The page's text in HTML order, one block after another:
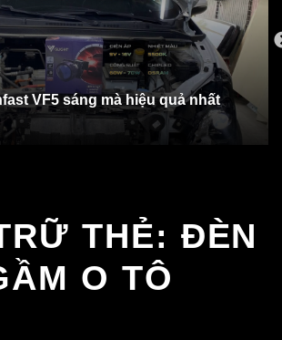
VF5 sáng mà hiệu quả nhất
THẺ: ĐÈN
O TÔ